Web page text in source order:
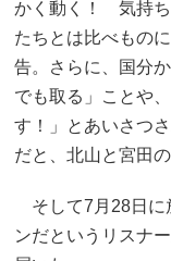
かく動く！ 気持ち
たちとは比べもの
告。さらに、国分
でも取る」ことや
す！」とあいさつ
だと、北山と宮田
そして7月28日に
ンだというリスナ